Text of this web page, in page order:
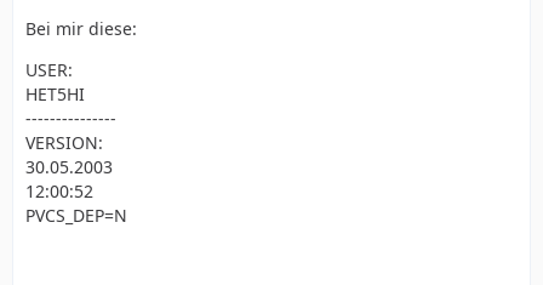
Bei mir diese:
USER:
HET5HI
---------------
VERSION:
30.05.2003
12:00:52
PVCS_DEP=N